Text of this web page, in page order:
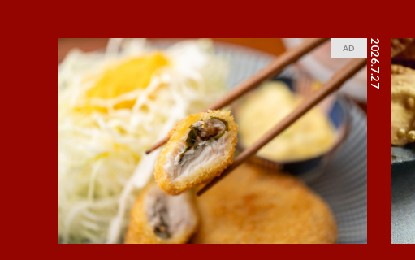
2026.7.27
AD